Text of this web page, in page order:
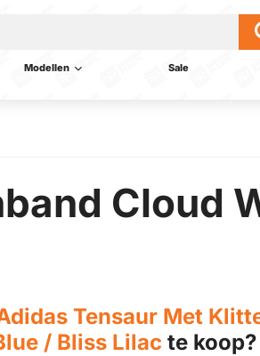
Modellen Sale
Cloud
Tensaur Met
/ Bliss Lilac te koop?